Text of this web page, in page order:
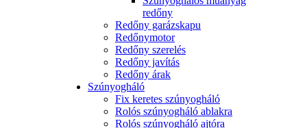
redőny
Redőny garázskapu
Redőnymotor
Redőny szerelés
Redőny javítás
Redőny árak
Szúnyogháló
Fix keretes szúnyogháló
Rolós szúnyogháló ablakra
Rolós szúnyogháló ajtóra